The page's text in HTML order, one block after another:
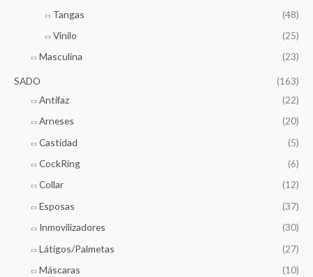
Tangas
(48)
Vinilo
(25)
Masculina
(23)
SADO
(163)
Antifaz
(22)
Arneses
(20)
Castidad
(5)
CockRing
(6)
Collar
(12)
Esposas
(37)
Inmovilizadores
(30)
Látigos/Palmetas
(27)
Máscaras
(10)